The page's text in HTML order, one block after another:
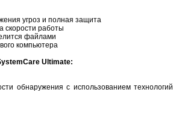
угроз и полная защита
скорости работы
файлами
компьютера
Ultimate:
обнаружения с использованием технологий